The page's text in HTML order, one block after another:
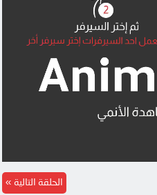
VIDEA
DRIVE
4SHARED
الحلقة التالية